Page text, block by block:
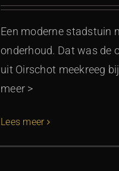
Een moderne stadstuin
onderhoud. Dat was de
uit Oirschot meekreeg
meer >
Lees meer